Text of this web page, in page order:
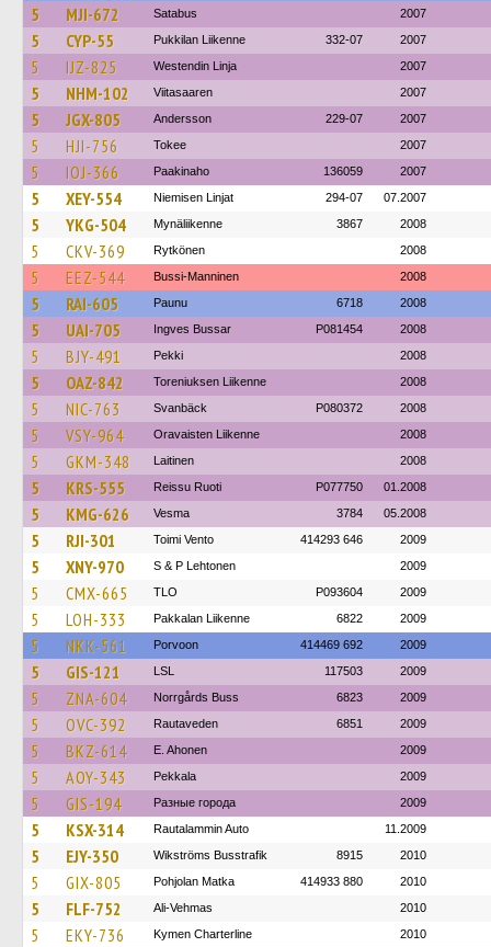
5 MJI-672 Satabus 2007
5 CYP-55 Pukkilan Liikenne 332-07 2007
5 IJZ-825 Westendin Linja 2007
5 NHM-102 Viitasaaren 2007
5 JGX-805 Andersson 229-07 2007
5 HJI-756 Tokee 2007
5 IOJ-366 Paakinaho 136059 2007
5 XEY-554 Niemisen Linjat 294-07 07.2007
5 YKG-504 Mynäliikenne 3867 2008
5 CKV-369 Rytkönen 2008
5 EEZ-544 Bussi-Manninen 2008
5 RAI-605 Paunu 6718 2008
5 UAI-705 Ingves Bussar P081454 2008
5 BJY-491 Pekki 2008
5 OAZ-842 Toreniuksen Liikenne 2008
5 NIC-763 Svanbäck P080372 2008
5 VSY-964 Oravaisten Liikenne 2008
5 GKM-348 Laitinen 2008
5 KRS-555 Reissu Ruoti P077750 01.2008
5 KMG-626 Vesma 3784 05.2008
5 RJI-301 Toimi Vento 414293 646 2009
5 XNY-970 S & P Lehtonen 2009
5 CMX-665 TLO P093604 2009
5 LOH-333 Pakkalan Liikenne 6822 2009
5 NKK-561 Porvoon 414469 692 2009
5 GIS-121 LSL 117503 2009
5 ZNA-604 Norrgårds Buss 6823 2009
5 OVC-392 Rautaveden 6851 2009
5 BKZ-614 E. Ahonen 2009
5 AOY-343 Pekkala 2009
5 GIS-194 Разные города 2009
5 KSX-314 Rautalammin Auto 11.2009
5 EJY-350 Wikströms Busstrafik 8915 2010
5 GIX-805 Pohjolan Matka 414933 880 2010
5 FLF-752 Ali-Vehmas 2010
5 EKY-736 Kymen Charterline 2010